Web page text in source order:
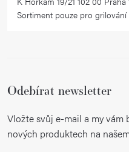
Sortiment pouze pro grilování
Odebírat newsletter
Vložte svůj e-mail a my vám
nových produktech na